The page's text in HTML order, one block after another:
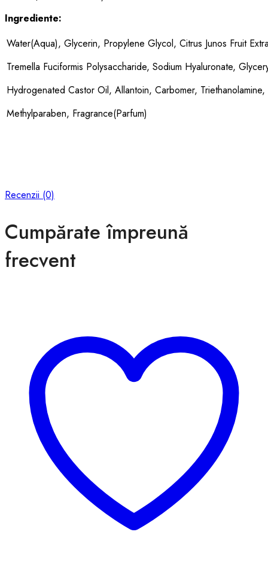
Ingrediente:
Water(Aqua), Glycerin, Propylene Glycol, Citrus Junos Fruit
Tremella Fuciformis Polysaccharide, Sodium Hyaluronate,
Hydrogenated Castor Oil, Allantoin, Carbomer,
Methylparaben, Fragrance(Parfum)
Recenzii (0)
Cumpărate împreună
frecvent